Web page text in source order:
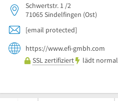
Schwertstr. 1 /2
71065Sindelfingen (Ost)
[email protected]
https://www.efi-gmbh.com
SSL zertifiziert
lädt normal